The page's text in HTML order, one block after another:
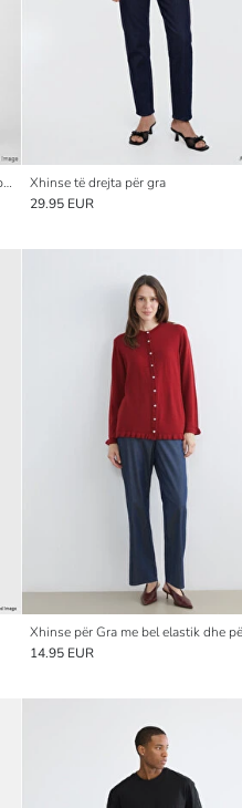
Xhinse me bel elastik dhe prerje të drejtë për gra
Xhinse të drejta për gra
29.95 EUR
14.95 EUR